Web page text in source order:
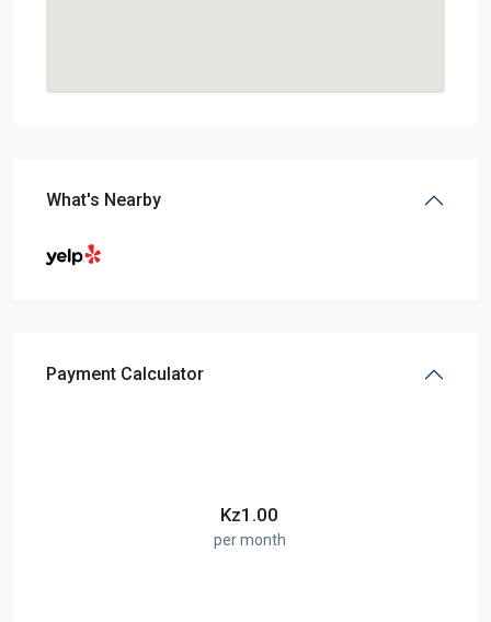
What's Nearby
Payment Calculator
Kz1.00
per month